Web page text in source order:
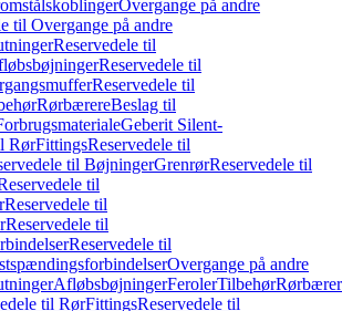
Overgange på andre
til Overgange på andre
Reservedele til
Reservedele til
Reservedele til
RørbærereBeslag til
Geberit Silent-
RørFittingsReservedele til
til BøjningerGrenrørReservedele til
til
Reservedele til
Reservedele til
Reservedele til
Overgange på andre
AfløbsbøjningerFerolerTilbehør
til RørFittingsReservedele til